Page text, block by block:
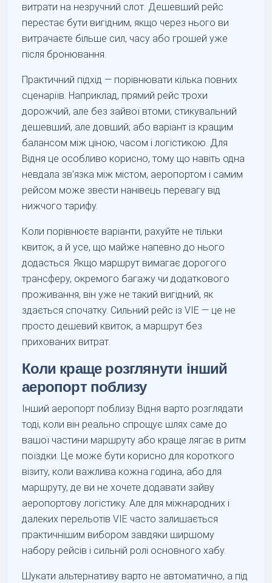
витрати на незручний слот. Дешевший рейс
перестає бути вигідним, якщо через нього ви
витрачаєте більше сил, часу або грошей уже
після бронювання.
Практичний підхід — порівнювати кілька повних
сценаріїв. Наприклад, прямий рейс трохи
дорожчий, але без зайвої втоми; стикувальний
дешевший, але довший; або варіант із кращим
балансом між ціною, часом і логістикою. Для
Відня це особливо корисно, тому що навіть одна
невдала зв’язка між містом, аеропортом і самим
рейсом може звести нанівець перевагу від
нижчого тарифу.
Коли порівнюєте варіанти, рахуйте не тільки
квиток, а й усе, що майже напевно до нього
додасться. Якщо маршрут вимагає дорогого
трансферу, окремого багажу чи додаткового
проживання, він уже не такий вигідний, як
здається спочатку. Сильний рейс із VIE — це не
просто дешевий квиток, а маршрут без
прихованих витрат.
Коли краще розглянути інший
аеропорт поблизу
Інший аеропорт поблизу Відня варто розглядати
тоді, коли він реально спрощує шлях саме до
вашої частини маршруту або краще лягає в ритм
поїздки. Це може бути корисно для короткого
візиту, коли важлива кожна година, або для
маршруту, де ви не хочете додавати зайву
аеропортову логістику. Але для міжнародних і
далеких перельотів VIE часто залишається
практичнішим вибором завдяки ширшому
набору рейсів і сильній ролі основного хабу.
Шукати альтернативу варто не автоматично, а під